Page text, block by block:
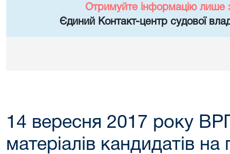
Отримуйте інформацію лише
Єдиний Контакт-центр судової
14 вересня 2017 року
матеріалів кандидатів на